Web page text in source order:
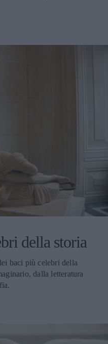
della storia
baci più celebri della
dalla letteratura